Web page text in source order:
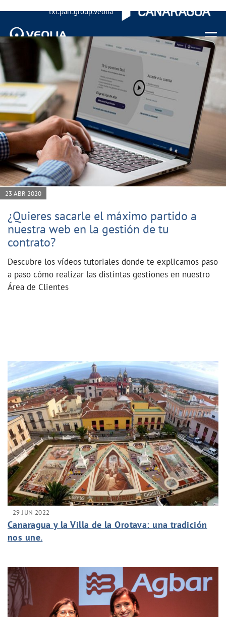
txt.part.group.veolia
Menu
23 ABR 2020
¿Quieres sacarle el máximo partido a
nuestra web en la gestión de tu
contrato?
Descubre los vídeos tutoriales donde te explicamos paso
a paso cómo realizar las distintas gestiones en nuestro
Área de Clientes
29 JUN 2022
Canaragua y la Villa de la Orotava: una tradición
nos une.